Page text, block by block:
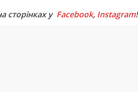
сторінках у Facebook, Instagram!